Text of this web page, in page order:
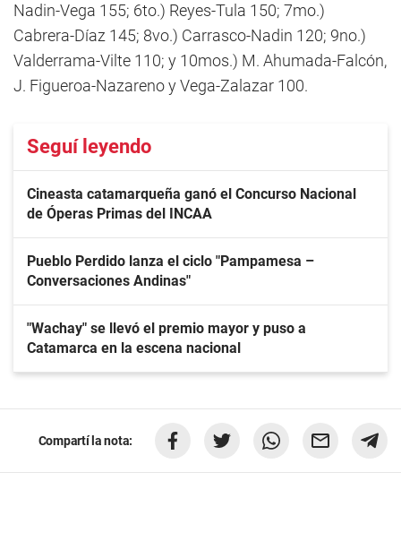
Nadin-Vega 155; 6to.) Reyes-Tula 150; 7mo.)
Cabrera-Díaz 145; 8vo.) Carrasco-Nadin 120; 9no.)
Valderrama-Vilte 110; y 10mos.) M. Ahumada-Falcón,
J. Figueroa-Nazareno y Vega-Zalazar 100.
Seguí leyendo
Cineasta catamarqueña ganó el Concurso Nacional
de Óperas Primas del INCAA
Pueblo Perdido lanza el ciclo "Pampamesa –
Conversaciones Andinas"
"Wachay" se llevó el premio mayor y puso a
Catamarca en la escena nacional
Compartí la nota: